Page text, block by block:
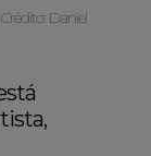
Daniel